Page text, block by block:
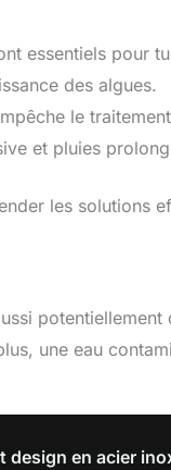
essentiels pour
des algues.
le
et pluies
les solutions
une eau
design en acier